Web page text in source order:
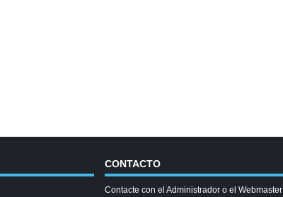
CONTACTO
Contacte con el Administrador o el Webmaster